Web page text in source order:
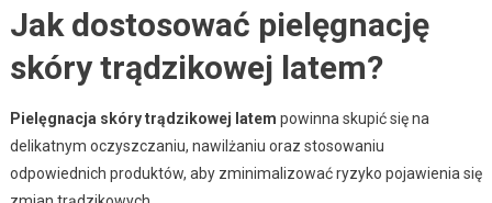
Jak dostosować pielęgnację
skóry trądzikowej latem?
Pielęgnacja skóry trądzikowej latem powinna skupić się na
delikatnym oczyszczaniu, nawilżaniu oraz stosowaniu
odpowiednich produktów, aby zminimalizować ryzyko pojawienia się